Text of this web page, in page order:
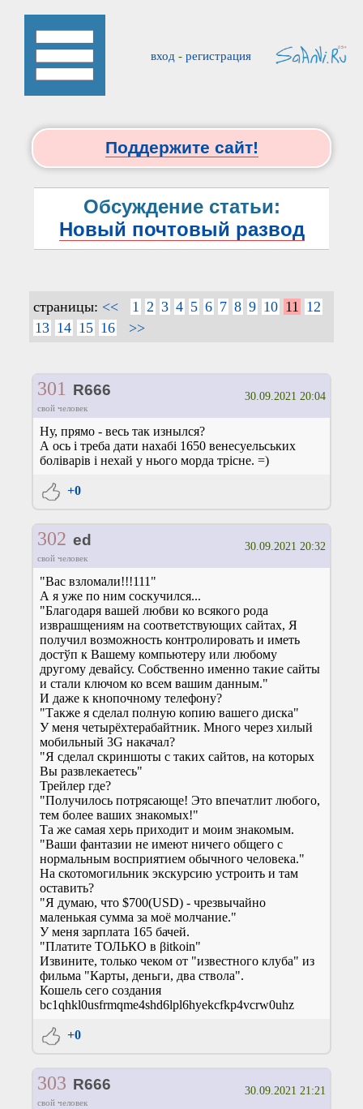
вход - регистрация
Поддержите сайт!
Обсуждение статьи:
Новый почтовый развод
страницы: << 1 2 3 4 5 6 7 8 9 10 11
12
13 14 15 16 >>
301 R666
свой человек
30.09.2021 20:04
Ну, прямо - весь так изнылся?
А ось і треба дати нахабі 1650 венесуельських
боліварів і нехай у нього морда трісне. =)
+0
302 ed
свой человек
30.09.2021 20:32
"Вас взломали!!!111"
А я уже по ним соскучился...
"Благодаря вашей любви ко всякого рода
изврашщениям на соответствующих сайтах, Я
получил возможность контролировать и иметь
достўп к Вашему компьютеру или любому
другому девайсу. Собственно именно такие сайты
и стали ключом ко всем вашим данным."
И даже к кнопочному телефону?
"Также я сделал полную копию вашего диска"
У меня четырёхтерабайтник. Много через хилый
мобильный 3G накачал?
"Я сделал скриншоты с таких сайтов, на которых
Вы развлекаетесь"
Трейлер где?
"Получилось потрясающе! Это впечатлит любого,
тем более ваших знакомых!"
Та же самая херь приходит и моим знакомым.
"Ваши фантазии не имеют ничего общего с
нормальным восприятием обычного человека."
На скотомогильник экскурсию устроить и там
оставить?
"Я думаю, что $700(USD) - чрезвычайно
маленькая сумма за моё молчание."
У меня зарплата 165 бачей.
"Платите ТОЛЬКО в βіtkoіn"
Извините, только чеком от "известного клуба" из
фильма "Карты, деньги, два ствола".
Кошель сего создания
bc1qhkl0usfrmqme4shd6lpl6hyekcfkp4vcrw0uhz
+0
303 R666
свой человек
30.09.2021 21:21